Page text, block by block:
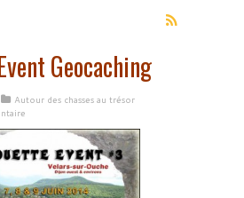
Geocaching
Autour des chasses au trésor